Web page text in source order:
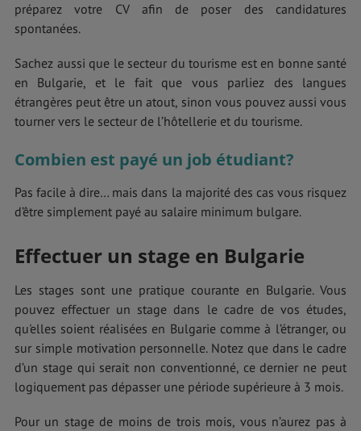
préparez votre CV afin de poser des candidatures
spontanées.
Sachez aussi que le secteur du tourisme est en bonne santé
en Bulgarie, et le fait que vous parliez des langues
étrangères peut être un atout, sinon vous pouvez aussi vous
tourner vers le secteur de l’hôtellerie et du tourisme.
Combien est payé un job étudiant?
Pas facile à dire… mais dans la majorité des cas vous risquez
d’être simplement payé au salaire minimum bulgare.
Effectuer un stage en Bulgarie
Les stages sont une pratique courante en Bulgarie. Vous
pouvez effectuer un stage dans le cadre de vos études,
qu'elles soient réalisées en Bulgarie comme à l’étranger, ou
sur simple motivation personnelle. Notez que dans le cadre
d’un stage qui serait non conventionné, ce dernier ne peut
logiquement pas dépasser une période supérieure à 3 mois.
Pour un stage de moins de trois mois, vous n’aurez pas à